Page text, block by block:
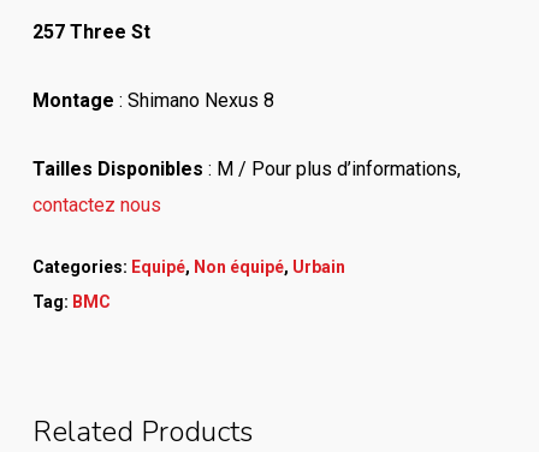
257 Three St
Montage : Shimano Nexus 8
Tailles Disponibles : M / Pour plus d’informations,
contactez nous
Categories: Equipé, Non équipé, Urbain
Tag: BMC
Related Products